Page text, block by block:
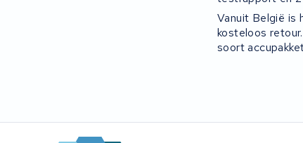
Vanuit België is
kosteloos
soort